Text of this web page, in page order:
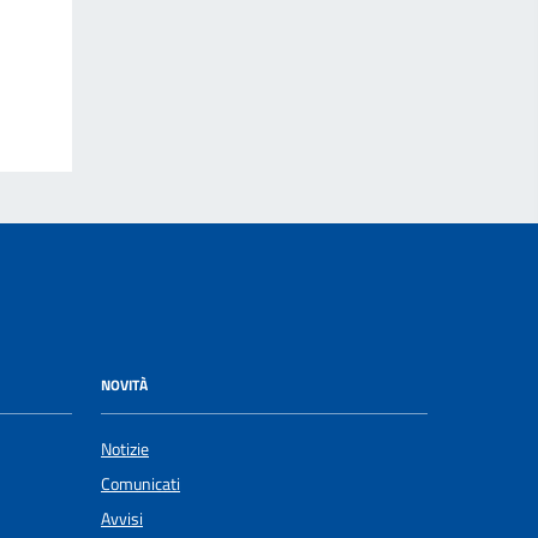
NOVITÀ
Notizie
Comunicati
Avvisi